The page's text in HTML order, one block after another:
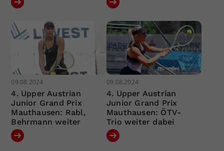
09.08.2024
4. Upper Austrian
Junior Grand Prix
Mauthausen: Rabl,
Behrmann weiter
09.08.2024
4. Upper Austrian
Junior Grand Prix
Mauthausen: ÖTV-
Trio weiter dabei